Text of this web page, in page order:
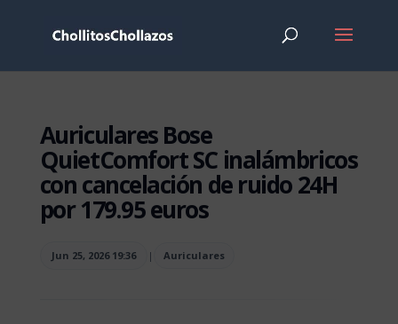
Auriculares Bose
QuietComfort SC inalámbricos
con cancelación de ruido 24H
por 179.95 euros
Jun 25, 2026 19:36 | Auriculares